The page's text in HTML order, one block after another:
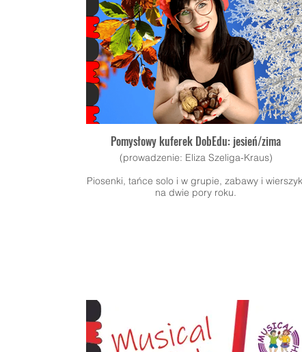
Pomysłowy kuferek DobEdu: jesień/zima
(prowadzenie: Eliza Szeliga-Kraus)
Piosenki, tańce solo i w grupie, zabawy i
na dwie pory roku.